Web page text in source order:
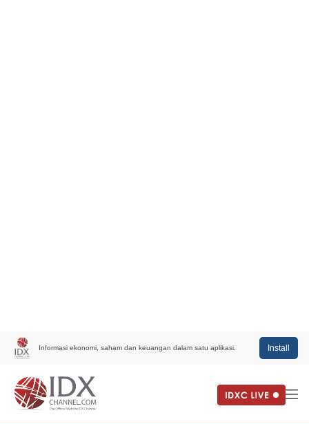
Informasi ekonomi, saham dan keuangan dalam satu aplikasi. Install